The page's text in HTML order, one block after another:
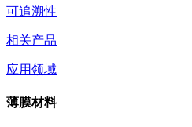
可追溯性
相关产品
应用领域
薄膜材料